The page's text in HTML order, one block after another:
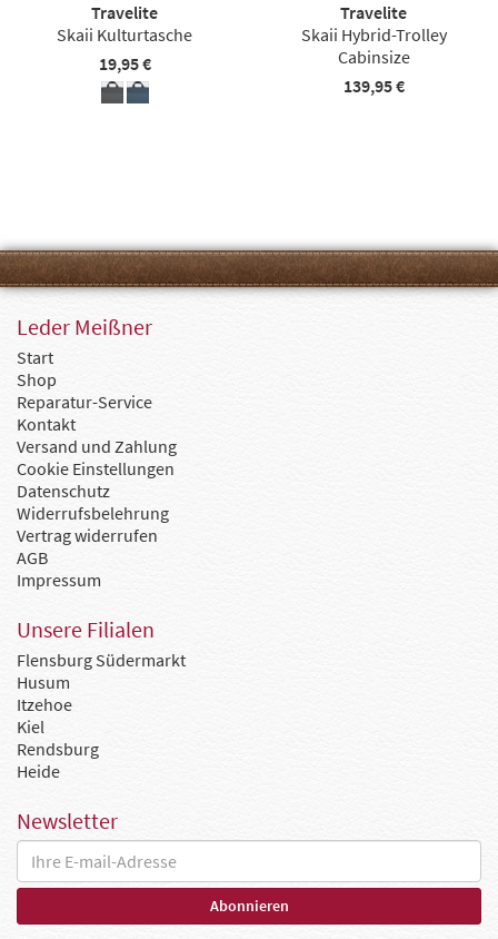
Travelite
Skaii Kulturtasche
19,95 €
Travelite
Skaii Hybrid-Trolley
Cabinsize
139,95 €
Leder Meißner
Start
Shop
Reparatur-Service
Kontakt
Versand und Zahlung
Cookie Einstellungen
Datenschutz
Widerrufsbelehrung
Vertrag widerrufen
AGB
Impressum
Unsere Filialen
Flensburg Südermarkt
Husum
Itzehoe
Kiel
Rendsburg
Heide
Newsletter